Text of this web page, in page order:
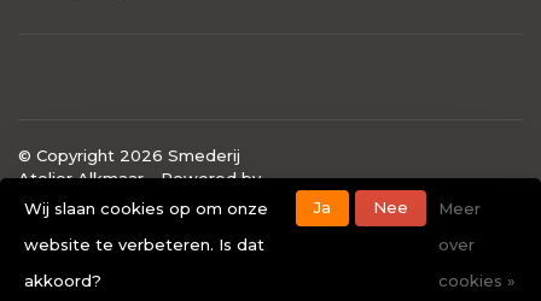
© Copyright 2026 Smederij
Atelier Alkmaar- Powered by
Lightspeed
- Theme by
Huysmans.me
-Smederij Atelier Alkmaar
klantbeoordelingen at
Wij slaan cookies op om onze
website te verbeteren. Is dat
akkoord?
Ja Nee
Meer
over
cookies »